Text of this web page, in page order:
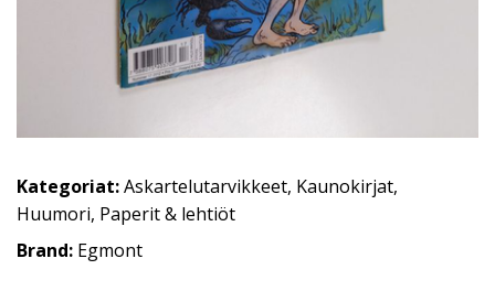
Kategoriat:Askartelutarvikkeet, Kaunokirjat,
Huumori, Paperit & lehtiöt
Brand: Egmont